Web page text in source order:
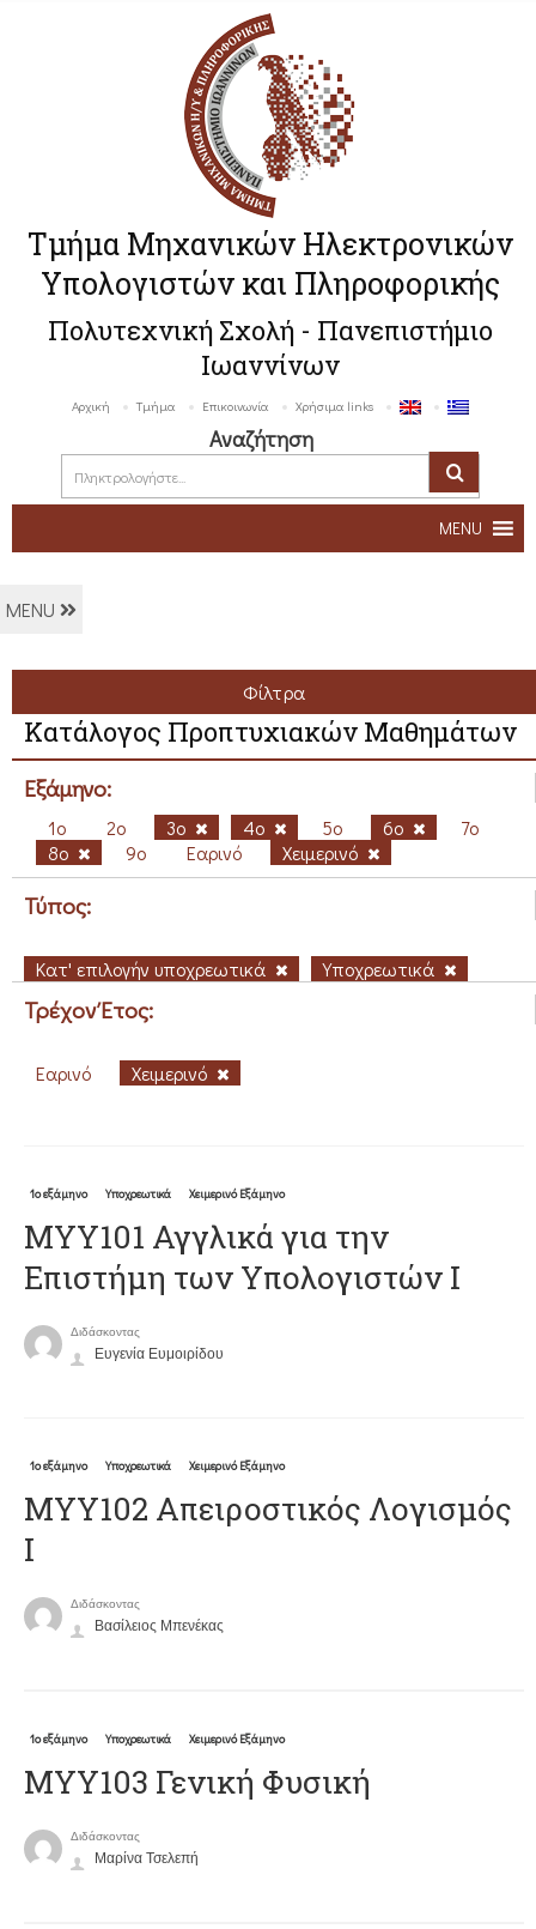
Τμήμα Μηχανικών Ηλεκτρονικών
Υπολογιστών και Πληροφορικής
Πολυτεχνική Σχολή - Πανεπιστήμιο
Ιωαννίνων
Αρχική Τμήμα Επικοινωνία Χρήσιμα links
Αναζήτηση
MENU
MENU
Φίλτρα
Κατάλογος Προπτυχιακών Μαθημάτων
Εξάμηνο:
1ο 2ο 3ο 4ο 5ο 6ο
7ο
8ο
9ο Εαρινό Χειμερινό
Τύπος:
Κατ' επιλογήν υποχρεωτικά Υποχρεωτικά
Τρέχον Έτος:
Εαρινό Χειμερινό
1ο εξάμηνο Υποχρεωτικά Χειμερινό Εξάμηνο
ΜΥΥ101 Αγγλικά για την
Επιστήμη των Υπολογιστών Ι
Διδάσκοντας
Ευγενία Ευμοιρίδου
1ο εξάμηνο Υποχρεωτικά Χειμερινό Εξάμηνο
MYY102 Απειροστικός Λογισμός
Ι
Διδάσκοντας
Βασίλειος Μπενέκας
1ο εξάμηνο Υποχρεωτικά Χειμερινό Εξάμηνο
ΜΥΥ103 Γενική Φυσική
Διδάσκοντας
Μαρίνα Τσελεπή